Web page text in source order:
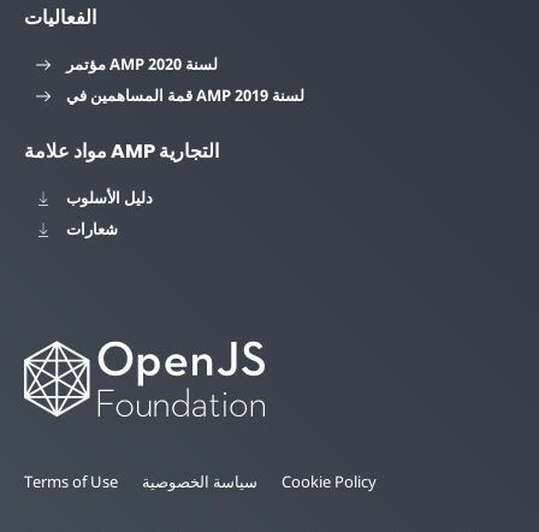
الفعاليات
مؤتمر AMP لسنة 2020
قمة المساهمين في AMP لسنة 2019
مواد علامة AMP التجارية
دليل الأسلوب
شعارات
Terms of Use سياسة الخصوصية Cookie Policy